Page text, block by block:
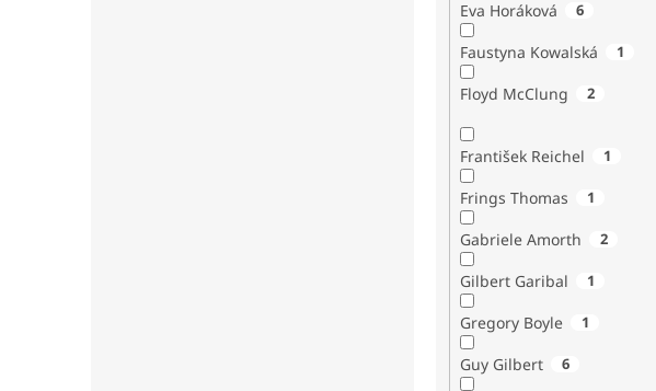
Eva Horáková 6
Faustyna Kowalská 1
Floyd McClung 2
František Reichel 1
Frings Thomas 1
Gabriele Amorth 2
Gilbert Garibal 1
Gregory Boyle 1
Guy Gilbert 6